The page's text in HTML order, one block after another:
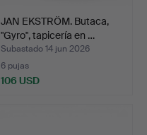
JAN EKSTRÖM. Butaca,
"Gyro", tapicería en …
Subastado 14 jun 2026
6 pujas
106 USD